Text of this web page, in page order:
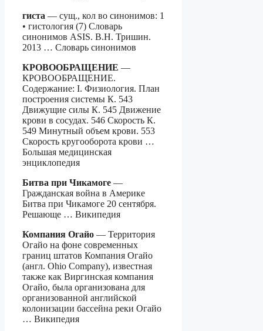
гиста — сущ., кол во синонимов: 1
• гистология (7) Словарь
синонимов ASIS. В.Н. Тришин.
2013 … Словарь синонимов
КРОВООБРАЩЕНИЕ —
КРОВООБРАЩЕНИЕ.
Содержание: I. Физиология. План
построения системы К. 543
Движущие силы К. 545 Движение
крови в сосудах. 546 Скорость К.
549 Минутный объем крови. 553
Скорость кругооборота крови …
Большая медицинская
энциклопедия
Битва при Чикамоге —
Гражданская война в Америке
Битва при Чикамоге 20 сентября.
Решающе … Википедия
Компания Огайо — Территория
Огайо на фоне современных
границ штатов Компания Огайо
(англ. Ohio Company), известная
также как Виргинская компания
Огайо, была организована для
организованной английской
колонизации бассейна реки Огайо
… Википедия